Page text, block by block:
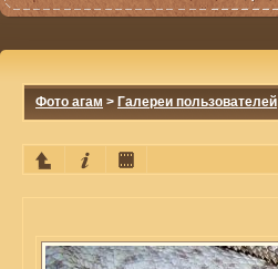
Фото агам > Галереи пользователей